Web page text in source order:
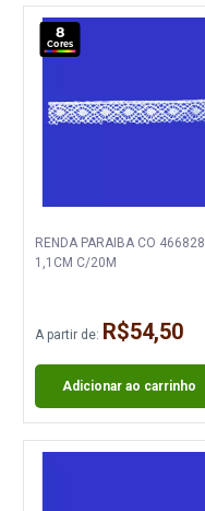
8
Cores
RENDA PARAIBA CO 466828
1,1CM C/20M
A partir de: R$54,50
Adicionar ao carrinho